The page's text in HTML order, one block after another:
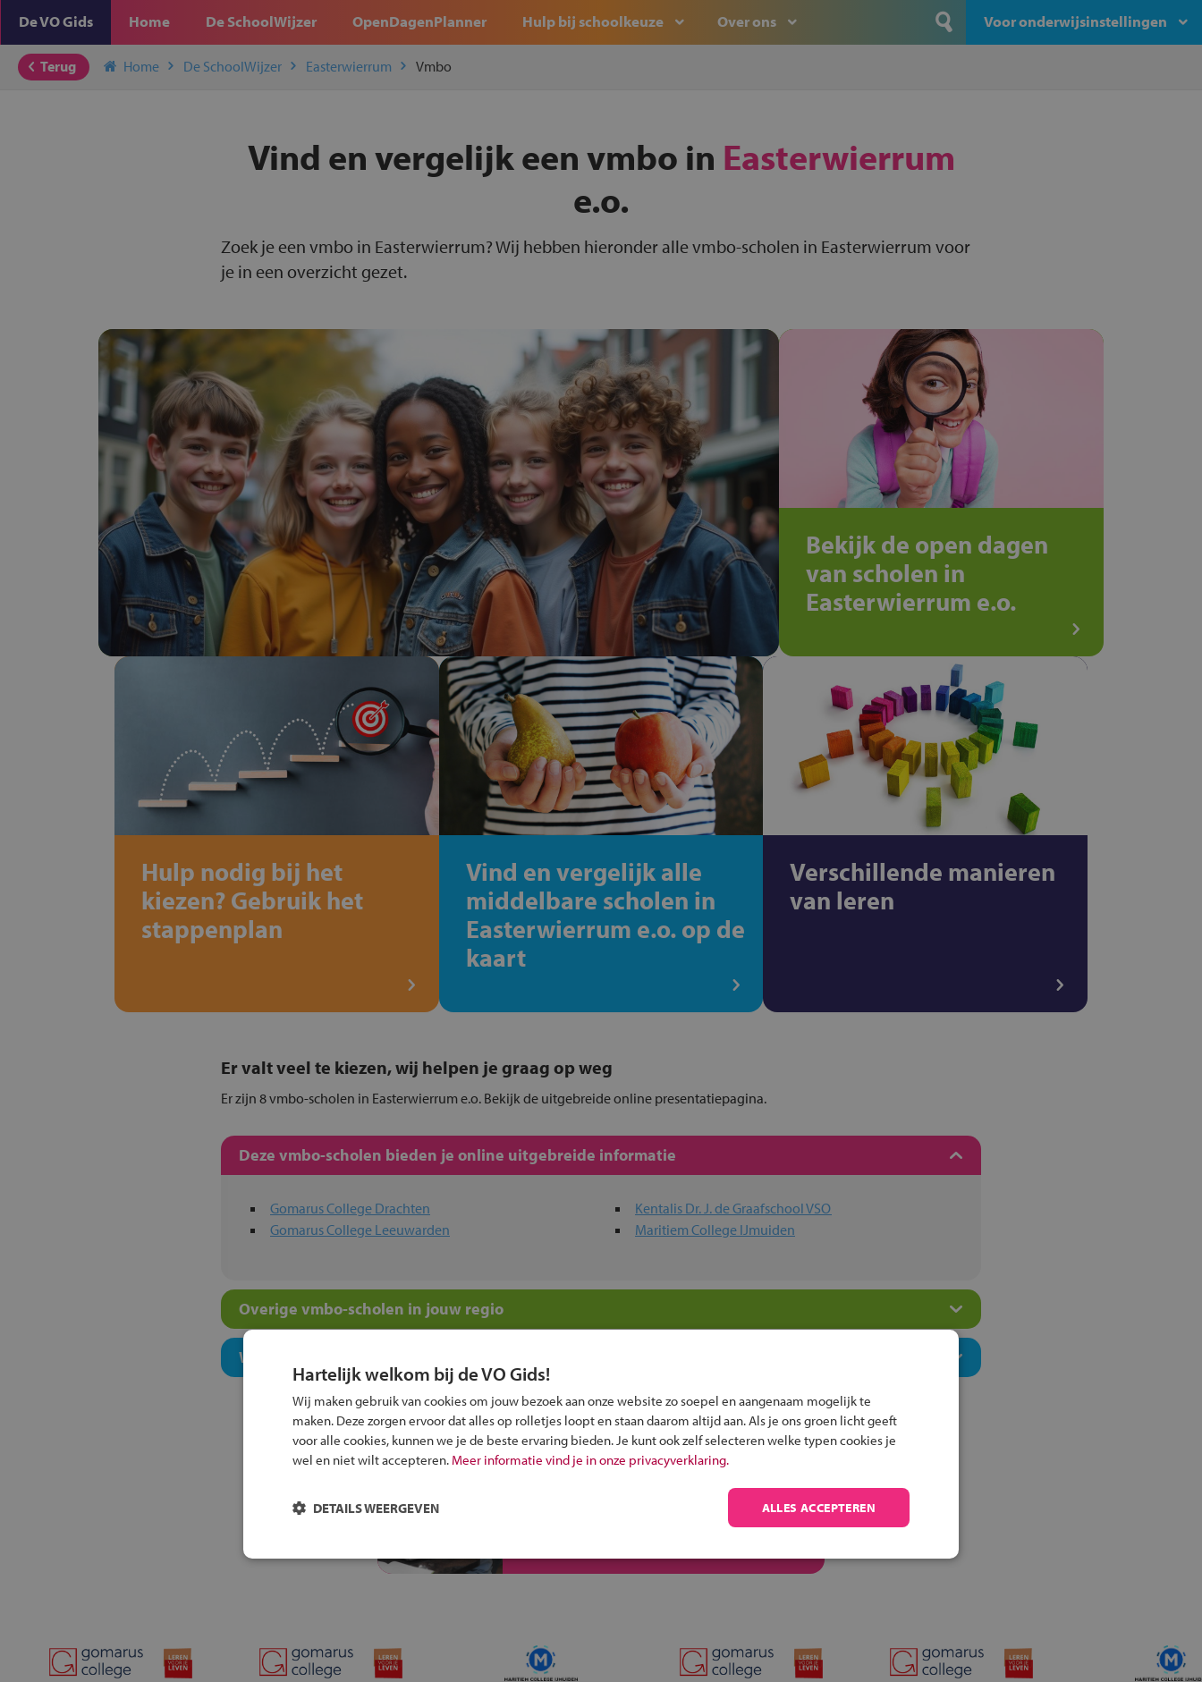
De VO Gids Home De SchoolWijzer OpenDagenPlanner Hulp bij schoolkeuze Over ons Voor onderwijsinstellingen
Terug Home De SchoolWijzer Easterwierrum Vmbo
Vind en vergelijk een vmbo in Easterwierrum
e.o.
Zoek je een vmbo in Easterwierrum? Wij hebben hieronder alle vmbo-scholen in Easterwierrum voor
je in een overzicht gezet.
Bekijk de open dagen
van scholen in
Easterwierrum e.o.
Hulp nodig bij het
kiezen? Gebruik het
stappenplan
Vind en vergelijk alle
middelbare scholen in
Easterwierrum e.o. op de
kaart
Verschillende manieren
van leren
Er valt veel te kiezen, wij helpen je graag op weg
Er zijn 8 vmbo-scholen in Easterwierrum e.o. Bekijk de uitgebreide online presentatiepagina.
Deze vmbo-scholen bieden je online uitgebreide informatie
Gomarus College Drachten
Gomarus College Leeuwarden
Kentalis Dr. J. de Graafschool VSO
Maritiem College IJmuiden
Overige vmbo-scholen in jouw regio
Welk onderwijsconcept past bij jou?
Alle informatie om je kind aan te melden bij
Hartelijk welkom bij de VO Gids!
Wij maken gebruik van cookies om jouw bezoek aan onze website zo soepel en aangenaam mogelijk te
maken. Deze zorgen ervoor dat alles op rolletjes loopt en staan daarom altijd aan. Als je ons groen licht geeft
voor alle cookies, kunnen we je de beste ervaring bieden. Je kunt ook zelf selecteren welke typen cookies je
wel en niet wilt accepteren. Meer informatie vind je in onze privacyverklaring.
ALLES ACCEPTEREN
DETAILS WEERGEVEN